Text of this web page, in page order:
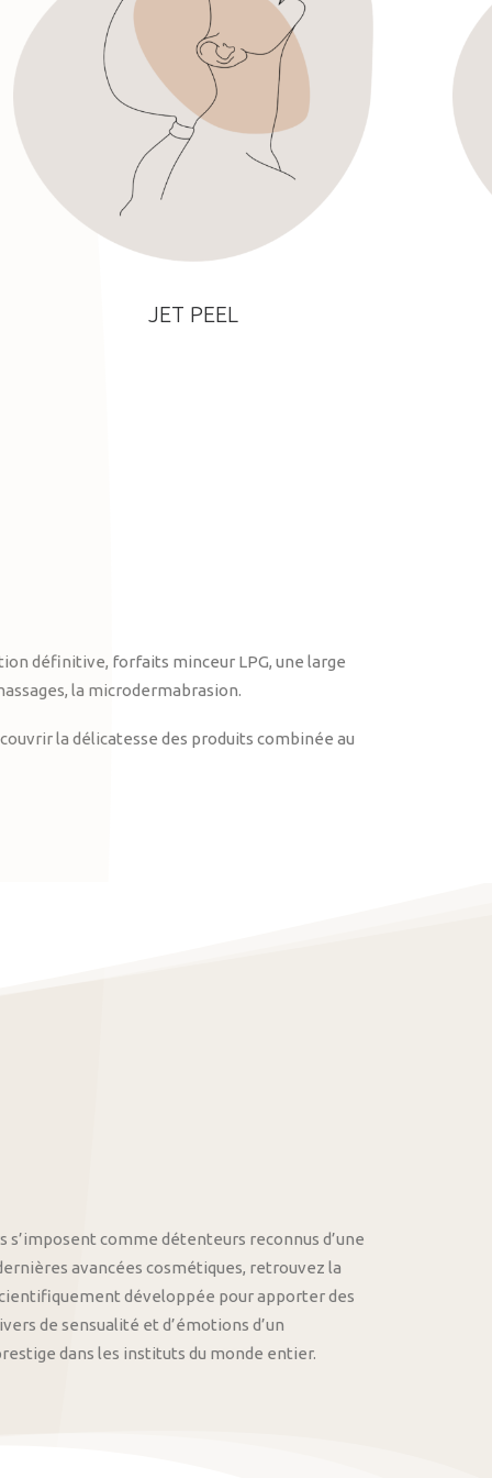
JET PEEL
définitive, forfaits minceur LPG, une large
la microdermabrasion.
la délicatesse des produits combinée au
s’imposent comme détenteurs reconnus d’une
avancées cosmétiques, retrouvez la
développée pour apporter des
de sensualité et d’émotions d’un
dans les instituts du monde entier.